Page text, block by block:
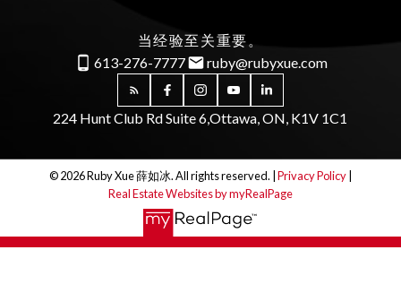
当经验至关重要。
613-276-7777
ruby@rubyxue.com
224 Hunt Club Rd Suite 6,Ottawa, ON, K1V 1C1
© 2026 Ruby Xue 薛如冰. All rights reserved. | Privacy Policy|
Real Estate Websites by myRealPage